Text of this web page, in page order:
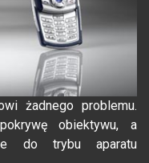
żadnego problemu.
obiektywu, a
do trybu aparatu